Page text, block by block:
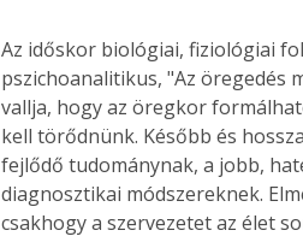
Az időskor biológiai, fiziológiai
pszichoanalitikus, "Az öregedés
vallja, hogy az öregkor
kell törődnünk. Később és
fejlődő tudománynak, a jobb,
diagnosztikai módszereknek.
csakhogy a szervezetet az élet